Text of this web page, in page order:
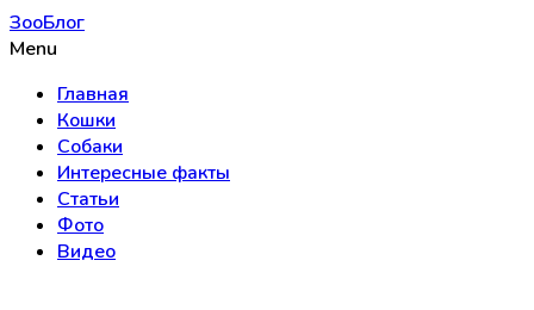
ЗооБлог
Menu
Главная
Кошки
Собаки
Интересные факты
Статьи
Фото
Видео